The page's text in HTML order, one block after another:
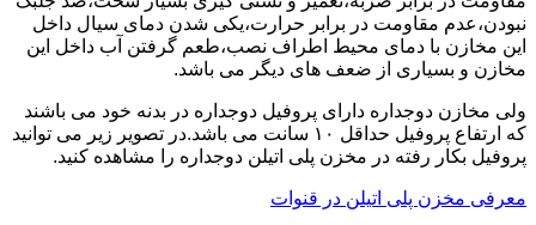
نبودن،عدم مقاومت در برابر حرارت،یکی شدن دمای سیال داخل
این مخازن با دمای محیط اطراف نصب،طعم گرفتن آب داخل این
مخازن و بسیاری از ضعف های دیگر می باشد.
ولی مخازن دوجداره دارای پروفیل دوجداره در بدنه خود می باشند
که ارتفاع پروفیل حداقل ۱۰ سانت می باشد.در تصویر زیر می توانید
پروفیل بکار رفته در مخزن پلی اتیلن دوجداره را مشاهده کنید.
معرفی مخزن پلی اتیلن در قنوات